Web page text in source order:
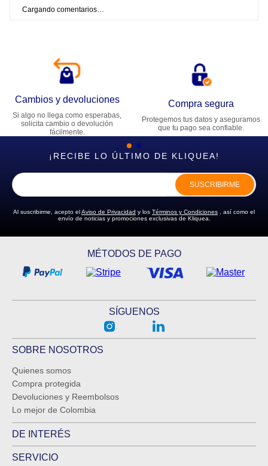
Cargando comentarios…
Cambios y devoluciones
Si algo no llega como esperabas,
solicita cambio o devolución
fácilmente.
Compra segura
Protegemos tus datos y aseguramos
que tu pago sea confiable.
¡RECIBE LO ÚLTIMO DE KLIQUEA!
SUSCRIBIRME
Al suscribirme, acepto elAviso de Privacidad y los Términos y Condiciones , así como el
envío de noticias y promociones exclusivas de Kliquea.
MÉTODOS DE PAGO
SÍGUENOS
SOBRE NOSOTROS
Quienes somos
Compra protegida
Devoluciones y Reembolsos
Lo mejor de Colombia
DE INTERÉS
SERVICIO